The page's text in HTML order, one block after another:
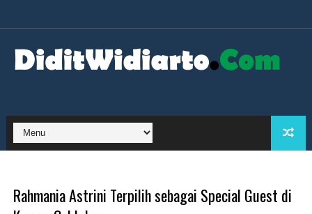
Rahmania Astrini Terpilih sebagai Special Guest di